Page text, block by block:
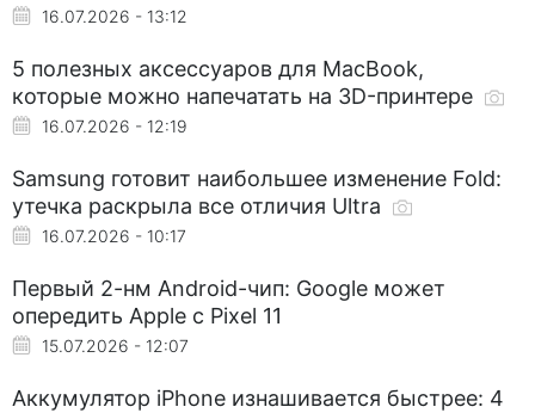
16.07.2026 - 13:12
5 полезных аксессуаров для MacBook,
которые можно напечатать на 3D-принтере
16.07.2026 - 12:19
Samsung готовит наибольшее изменение Fold:
утечка раскрыла все отличия Ultra
16.07.2026 - 10:17
Первый 2-нм Android-чип: Google может
опередить Apple с Pixel 11
15.07.2026 - 12:07
Аккумулятор iPhone изнашивается быстрее: 4